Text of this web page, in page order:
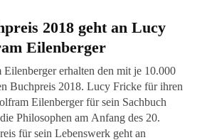
2018 geht an Lucy
Eilenberger
erhalten den mit je 10.000
Buchpreis 2018. Lucy Fricke für ihren
Eilenberger für sein Sachbuch
Philosophen am Anfang des 20.
für sein Lebenswerk geht an